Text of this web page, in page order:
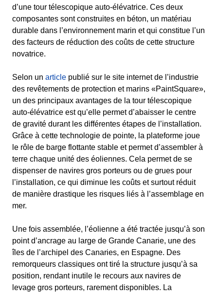
d’une tour télescopique auto-élévatrice. Ces deux
composantes sont construites en béton, un matériau
durable dans l’environnement marin et qui constitue l’un
des facteurs de réduction des coûts de cette structure
novatrice.
Selon un article publié sur le site internet de l’industrie
des revêtements de protection et marins «PaintSquare»,
un des principaux avantages de la tour télescopique
auto-élévatrice est qu’elle permet d’abaisser le centre
de gravité durant les différentes étapes de l’installation.
Grâce à cette technologie de pointe, la plateforme joue
le rôle de barge flottante stable et permet d’assembler à
terre chaque unité des éoliennes. Cela permet de se
dispenser de navires gros porteurs ou de grues pour
l’installation, ce qui diminue les coûts et surtout réduit
de manière drastique les risques liés à l’assemblage en
mer.
Une fois assemblée, l’éolienne a été tractée jusqu’à son
point d’ancrage au large de Grande Canarie, une des
îles de l’archipel des Canaries, en Espagne. Des
remorqueurs classiques ont tiré la structure jusqu’à sa
position, rendant inutile le recours aux navires de
levage gros porteurs, rarement disponibles. La